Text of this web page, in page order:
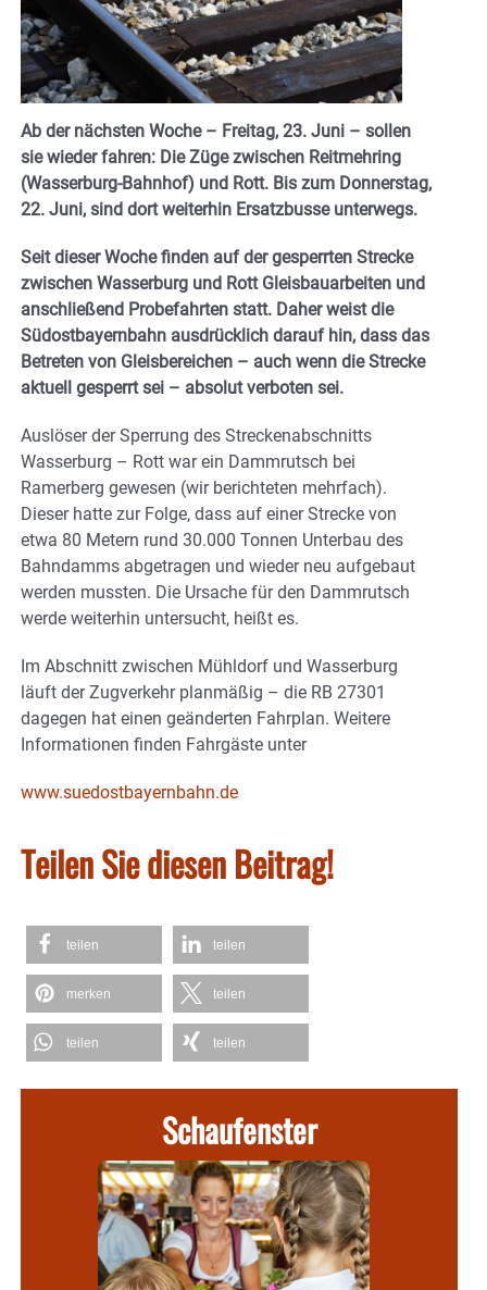
Ab der nächsten Woche – Freitag, 23. Juni – sollen
sie wieder fahren: Die Züge zwischen Reitmehring
(Wasserburg-Bahnhof) und Rott. Bis zum Donnerstag,
22. Juni, sind dort weiterhin Ersatzbusse unterwegs.
Seit dieser Woche finden auf der gesperrten Strecke
zwischen Wasserburg und Rott Gleisbauarbeiten und
anschließend Probefahrten statt. Daher weist die
Südostbayernbahn ausdrücklich darauf hin, dass das
Betreten von Gleisbereichen – auch wenn die Strecke
aktuell gesperrt sei – absolut verboten sei.
Auslöser der Sperrung des Streckenabschnitts
Wasserburg – Rott war ein Dammrutsch bei
Ramerberg gewesen (wir berichteten mehrfach).
Dieser hatte zur Folge, dass auf einer Strecke von
etwa 80 Metern rund 30.000 Tonnen Unterbau des
Bahndamms abgetragen und wieder neu aufgebaut
werden mussten. Die Ursache für den Dammrutsch
werde weiterhin untersucht, heißt es.
Im Abschnitt zwischen Mühldorf und Wasserburg
läuft der Zugverkehr planmäßig – die RB 27301
dagegen hat einen geänderten Fahrplan. Weitere
Informationen finden Fahrgäste unter
www.suedostbayernbahn.de
Teilen Sie diesen Beitrag!
teilen teilen
merken teilen
teilen teilen
Schaufenster